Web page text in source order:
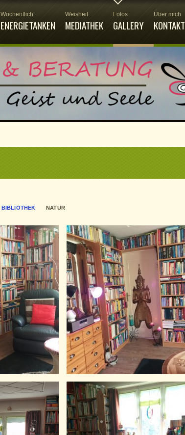
Wöchentlich
ENERGIETANKEN
Weisheit
MEDIATHEK
Fotos
GALLERY
Über mich
KONTAKT
BIBLIOTHEK NATUR